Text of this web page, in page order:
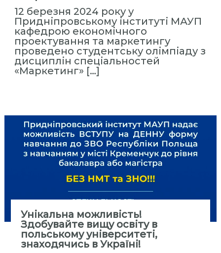
12 березня 2024 року у
Придніпровському інституті МАУП
кафедрою економічного
проектування та маркетингу
проведено студентську олімпіаду з
дисциплін спеціальностей
«Маркетинг» […]
Унікальна можливість!
Здобувайте вищу освіту в
польському університеті,
знаходячись в Україні!